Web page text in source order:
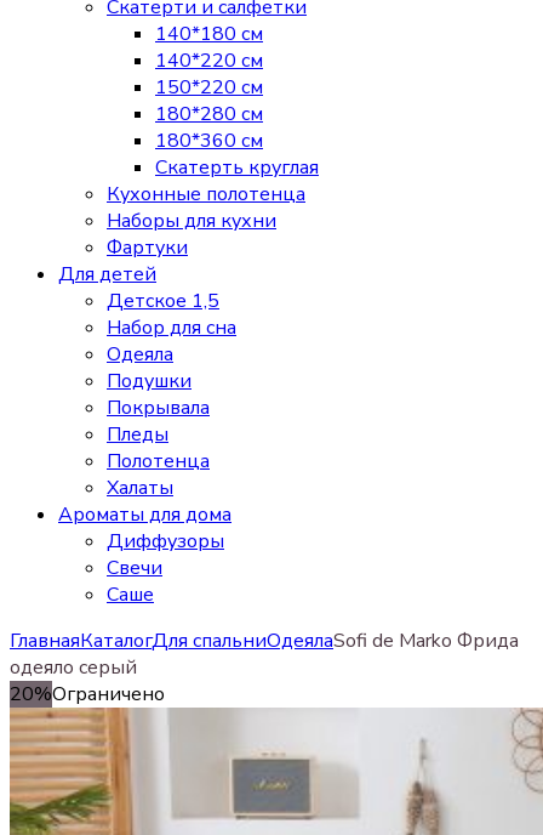
Скатерти и салфетки
140*180 см
140*220 см
150*220 см
180*280 см
180*360 см
Скатерть круглая
Кухонные полотенца
Наборы для кухни
Фартуки
Для детей
Детское 1,5
Набор для сна
Одеяла
Подушки
Покрывала
Пледы
Полотенца
Халаты
Ароматы для дома
Диффузоры
Свечи
Cаше
ГлавнаяКаталогДля спальниОдеялаSofi de Marko Фрида
одеяло серый
20%Ограничено